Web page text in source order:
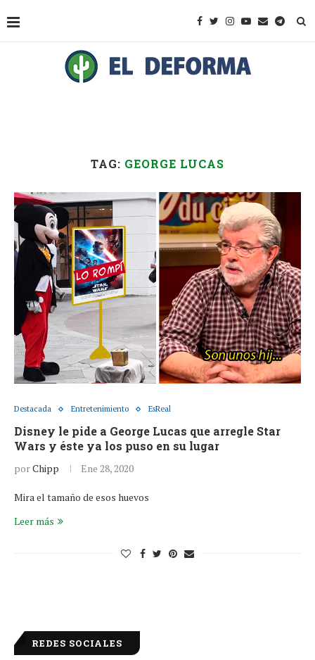
TAG: GEORGE LUCAS
Destacada Entretenimiento EsReal
Disney le pide a George Lucas que arregle Star
Wars y éste ya los puso en su lugar
porChipp Ene 28, 2020
Mira el tamaño de esos huevos
Leer más
REDES SOCIALES